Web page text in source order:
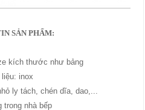
SẢN PHẨM:
kích thước như bảng
liệu: inox
ly tách, chén dĩa, dao,...
trong nhà bếp